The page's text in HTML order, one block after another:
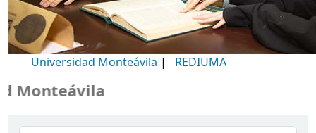
Universidad Monteávila | REDIUMA